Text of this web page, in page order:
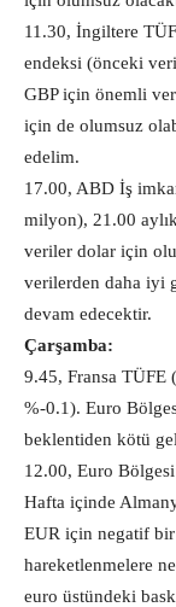
11.30, İngiltere
endeksi (önceki
GBP için önemli
için de olumsuz
edelim.
17.00, ABD İş
milyon), 21.00
veriler dolar için
verilerden daha iyi
devam edecektir.
Çarşamba:
9.45, Fransa TÜFE
%-0.1). Euro
beklentiden kötü
12.00, Euro
Hafta içinde
EUR için negatif bir
hareketlenmelere
euro üstündeki